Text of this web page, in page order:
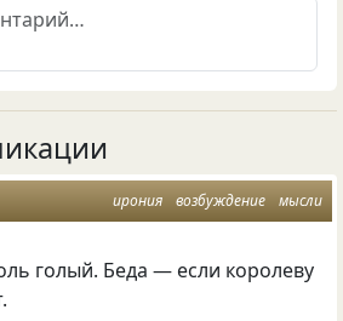
ирония возбуждение мысли
голый. Беда — если королеву